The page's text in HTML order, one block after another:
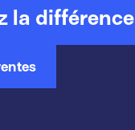
la différence